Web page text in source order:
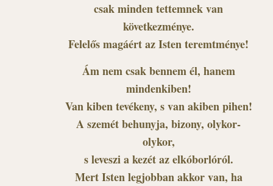
csak minden tettemnek van
következménye.
Felelős magáért az Isten teremtménye!
Ám nem csak bennem él, hanem
mindenkiben!
Van kiben tevékeny, s van akiben pihen!
A szemét behunyja, bizony, olykor-
olykor,
s leveszi a kezét az elkóborlóról.
Mert Isten legjobban akkor van, ha